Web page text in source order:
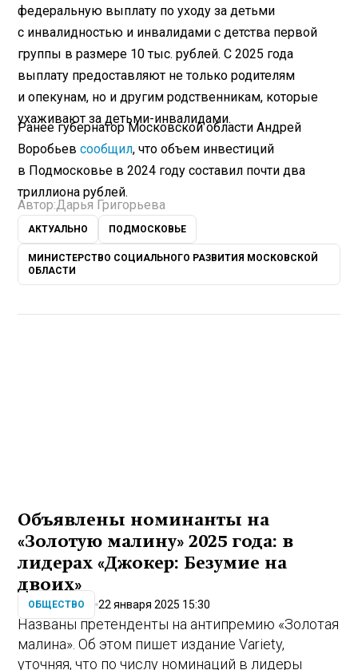
федеральную выплату по уходу за детьми
с инвалидностью и инвалидами с детства первой
группы в размере 10 тыс. рублей. С 2025 года
выплату предоставляют не только родителям
и опекунам, но и другим родственникам, которые
ухаживают за детьми-инвалидами.
Ранее губернатор Московской области Андрей
Воробьевсообщил, что объем инвестиций
в Подмосковье в 2024 году составил почти два
триллиона рублей.
Автор:Дарья Григорьева
АКТУАЛЬНО ПОДМОСКОВЬЕ
МИНИСТЕРСТВО СОЦИАЛЬНОГО РАЗВИТИЯ МОСКОВСКОЙ
ОБЛАСТИ
Объявлены номинанты на
«Золотую малину» 2025 года: в
лидерах «Джокер: Безумие на
двоих»
ОБЩЕСТВО 22 января 2025 15:30
Названы претенденты на антипремию «Золотая
малина». Об этом пишет издание Variety,
уточняя, что по числу номинаций в лидеры